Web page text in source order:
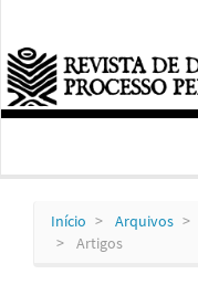
Conteúdo
principal
Barra
Lateral
Início Arquivos
Artigos